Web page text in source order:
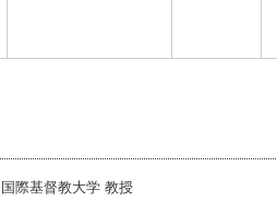
国際基督教大学 教授